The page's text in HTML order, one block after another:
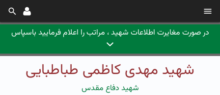
در صورت مغایرت اطلاعات شهید ، مراتب را اعلام فرمایید باسپاس
شهید مهدی کاظمی طباطبایی
شهید دفاع مقدس